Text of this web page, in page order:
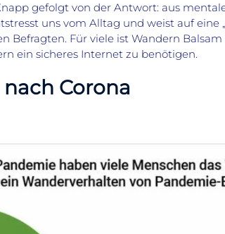
gefolgt von der Antwort: aus
uns vom Alltag und weist auf eine
Befragten. Für viele ist Wandern
ein sicheres Internet zu benötigen.
Corona